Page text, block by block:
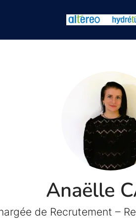
Anaëlle
de Recrutement –